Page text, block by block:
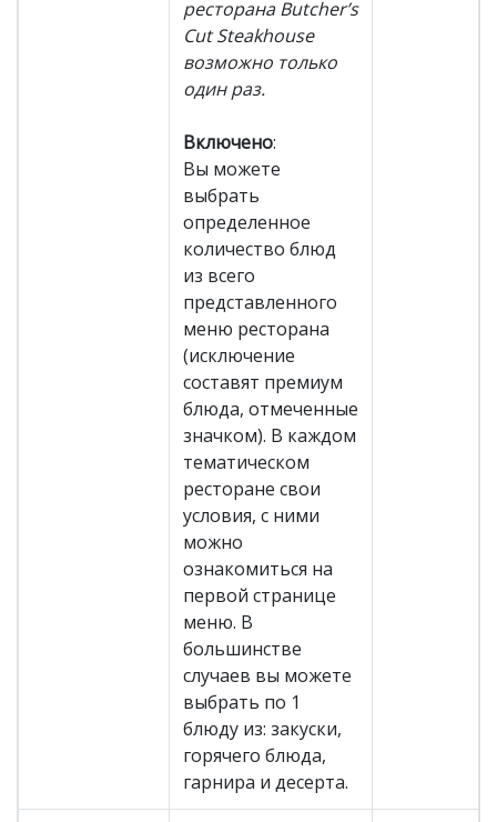
ресторана Butcher’s
Cut Steakhouse
возможно только
один раз.
Включено:
Вы можете
выбрать
определенное
количество блюд
из всего
представленного
меню ресторана
(исключение
составят премиум
блюда, отмеченные
значком). В каждом
тематическом
ресторане свои
условия, с ними
можно
ознакомиться на
первой странице
меню. В
большинстве
случаев вы можете
выбрать по 1
блюду из: закуски,
горячего блюда,
гарнира и десерта.